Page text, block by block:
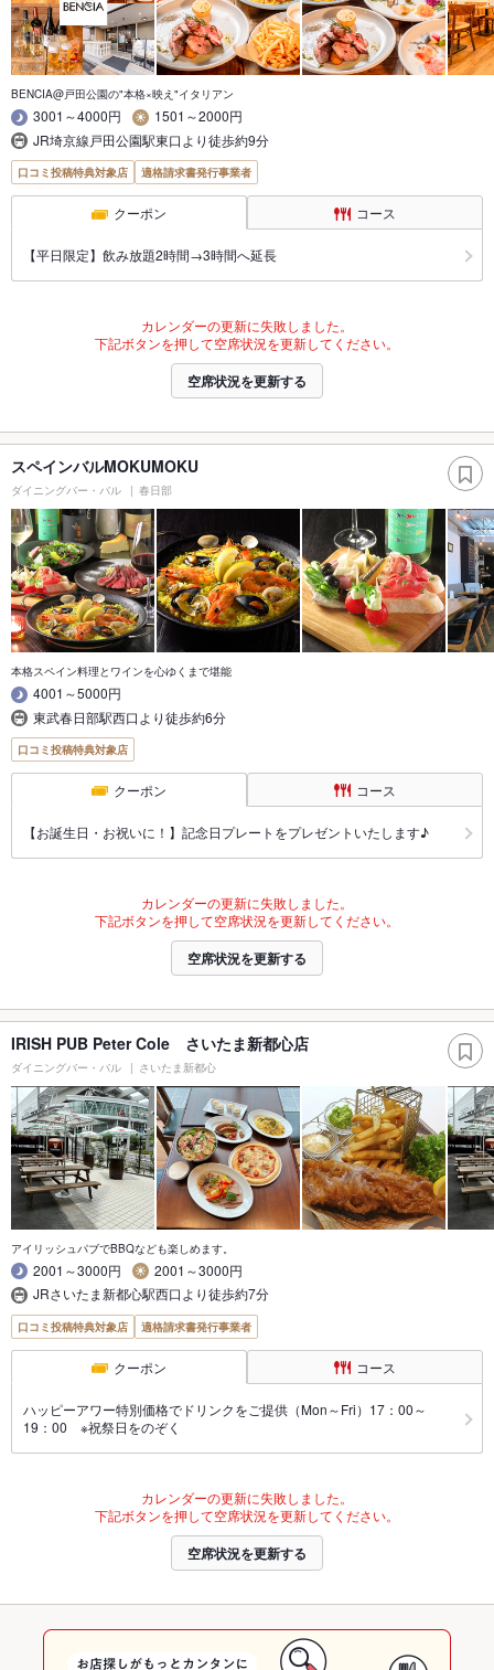
BENCIA@戸田公園の"本格×映え"イタリアン
3001～4000円
1501～2000円
JR埼京線戸田公園駅東口より徒歩約9分
口コミ投稿特典対象店 適格請求書発行事業者
クーポン コース
【平日限定】飲み放題2時間→3時間へ延長
カレンダーの更新に失敗しました。
下記ボタンを押して空席状況を更新してください。
空席状況を更新する
スペインバルMOKUMOKU
ダイニングバー・バル 春日部
本格スペイン料理とワインを心ゆくまで堪能
4001～5000円
東武春日部駅西口より徒歩約6分
口コミ投稿特典対象店
クーポン コース
【お誕生日・お祝いに！】記念日プレートをプレゼントいたします♪
カレンダーの更新に失敗しました。
下記ボタンを押して空席状況を更新してください。
空席状況を更新する
IRISH PUB Peter Cole さいたま新都心店
ダイニングバー・バル さいたま新都心
アイリッシュパブでBBQなども楽しめます。
2001～3000円
2001～3000円
JRさいたま新都心駅西口より徒歩約7分
口コミ投稿特典対象店 適格請求書発行事業者
クーポン コース
ハッピーアワー特別価格でドリンクをご提供（Mon～Fri）17：00～
19：00 ※祝祭日をのぞく
カレンダーの更新に失敗しました。
下記ボタンを押して空席状況を更新してください。
空席状況を更新する